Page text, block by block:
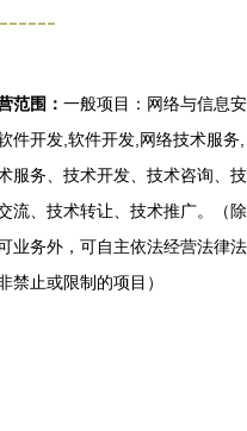
范围： 一般项目：网络与信息安
件开发,软件开发,网络技术服务,
服务、技术开发、技术咨询、技
流、技术转让、技术推广。（除
业务外，可自主依法经营法律法
禁止或限制的项目）